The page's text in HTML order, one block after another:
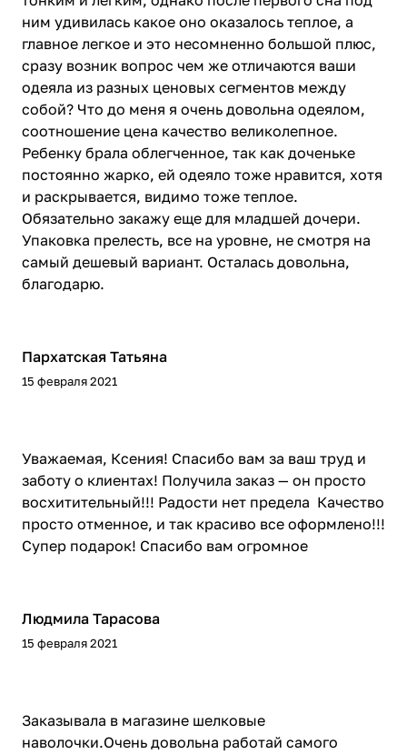
ним удивилась какое оно оказалось теплое, а
главное легкое и это несомненно большой плюс,
сразу возник вопрос чем же отличаются ваши
одеяла из разных ценовых сегментов между
собой? Что до меня я очень довольна одеялом,
соотношение цена качество великолепное.
Ребенку брала облегченное, так как доченьке
постоянно жарко, ей одеяло тоже нравится, хотя
и раскрывается, видимо тоже теплое.
Обязательно закажу еще для младшей дочери.
Упаковка прелесть, все на уровне, не смотря на
самый дешевый вариант. Осталась довольна,
благодарю.
Пархатская Татьяна
15 февраля 2021
Уважаемая, Ксения! Спасибо вам за ваш труд и
заботу о клиентах! Получила заказ — он просто
восхитительный!!! Радости нет предела Качество
просто отменное, и так красиво все оформлено!!!
Супер подарок! Спасибо вам огромное
Людмила Тарасова
15 февраля 2021
Заказывала в магазине шелковые
наволочки.Очень довольна работай самого